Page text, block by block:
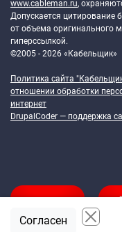
www.cableman.ru,
Допускается цитирование
от объема оригинального
гиперссылкой.
©2005 - 2026 «Кабельщик»
Политика сайта
отношении обработки
интернет
DrupalCoder — поддержка
Согласен